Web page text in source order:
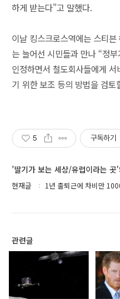
하게 받는다”고 말했다.
이날 킹스크로스역에는 스티
는 늘어선 시민들과 만나 “정
인정하면서 철도회사들에게
기 위한 보조 등의 방법을 검토
5 구독하기
'딸기가 보는 세상/유럽이라는 곳
현재글 1년 출퇴근에 차비만
관련글